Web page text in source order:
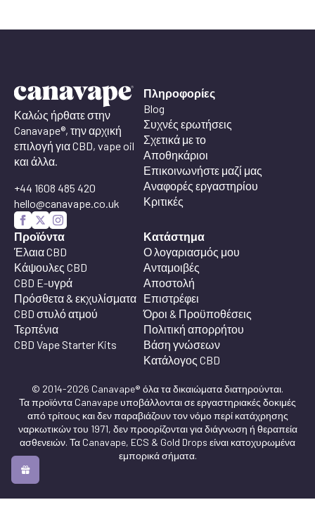
Καλώς ήρθατε στην
Canavape®, την αρχική
επιλογή για CBD, vape oil
και άλλα.
+44 1608 485 420
hello@canavape.co.uk
Πληροφορίες
Blog
Συχνές ερωτήσεις
Σχετικά με το
Αποθηκάριοι
Επικοινωνήστε μαζί μας
Αναφορές εργαστηρίου
Κριτικές
Προϊόντα
Έλαια CBD
Κάψουλες CBD
CBD E-υγρά
Πρόσθετα & εκχυλίσματα
CBD στυλό ατμού
Τερπένια
CBD Vape Starter Kits
Κατάστημα
Ο λογαριασμός μου
Ανταμοιβές
Αποστολή
Επιστρέφει
Όροι & Προϋποθέσεις
Πολιτική απορρήτου
Βάση γνώσεων
Κατάλογος CBD
© 2014-2026 Canavape® όλα τα δικαιώματα διατηρούνται.
Τα προϊόντα Canavape υποβάλλονται σε εργαστηριακές δοκιμές
από τρίτους και δεν παραβιάζουν τον νόμο περί κατάχρησης
ναρκωτικών του 1971, δεν προορίζονται για διάγνωση ή θεραπεία
ασθενειών. Τα Canavape, ECS & Gold Drops είναι κατοχυρωμένα
εμπορικά σήματα.